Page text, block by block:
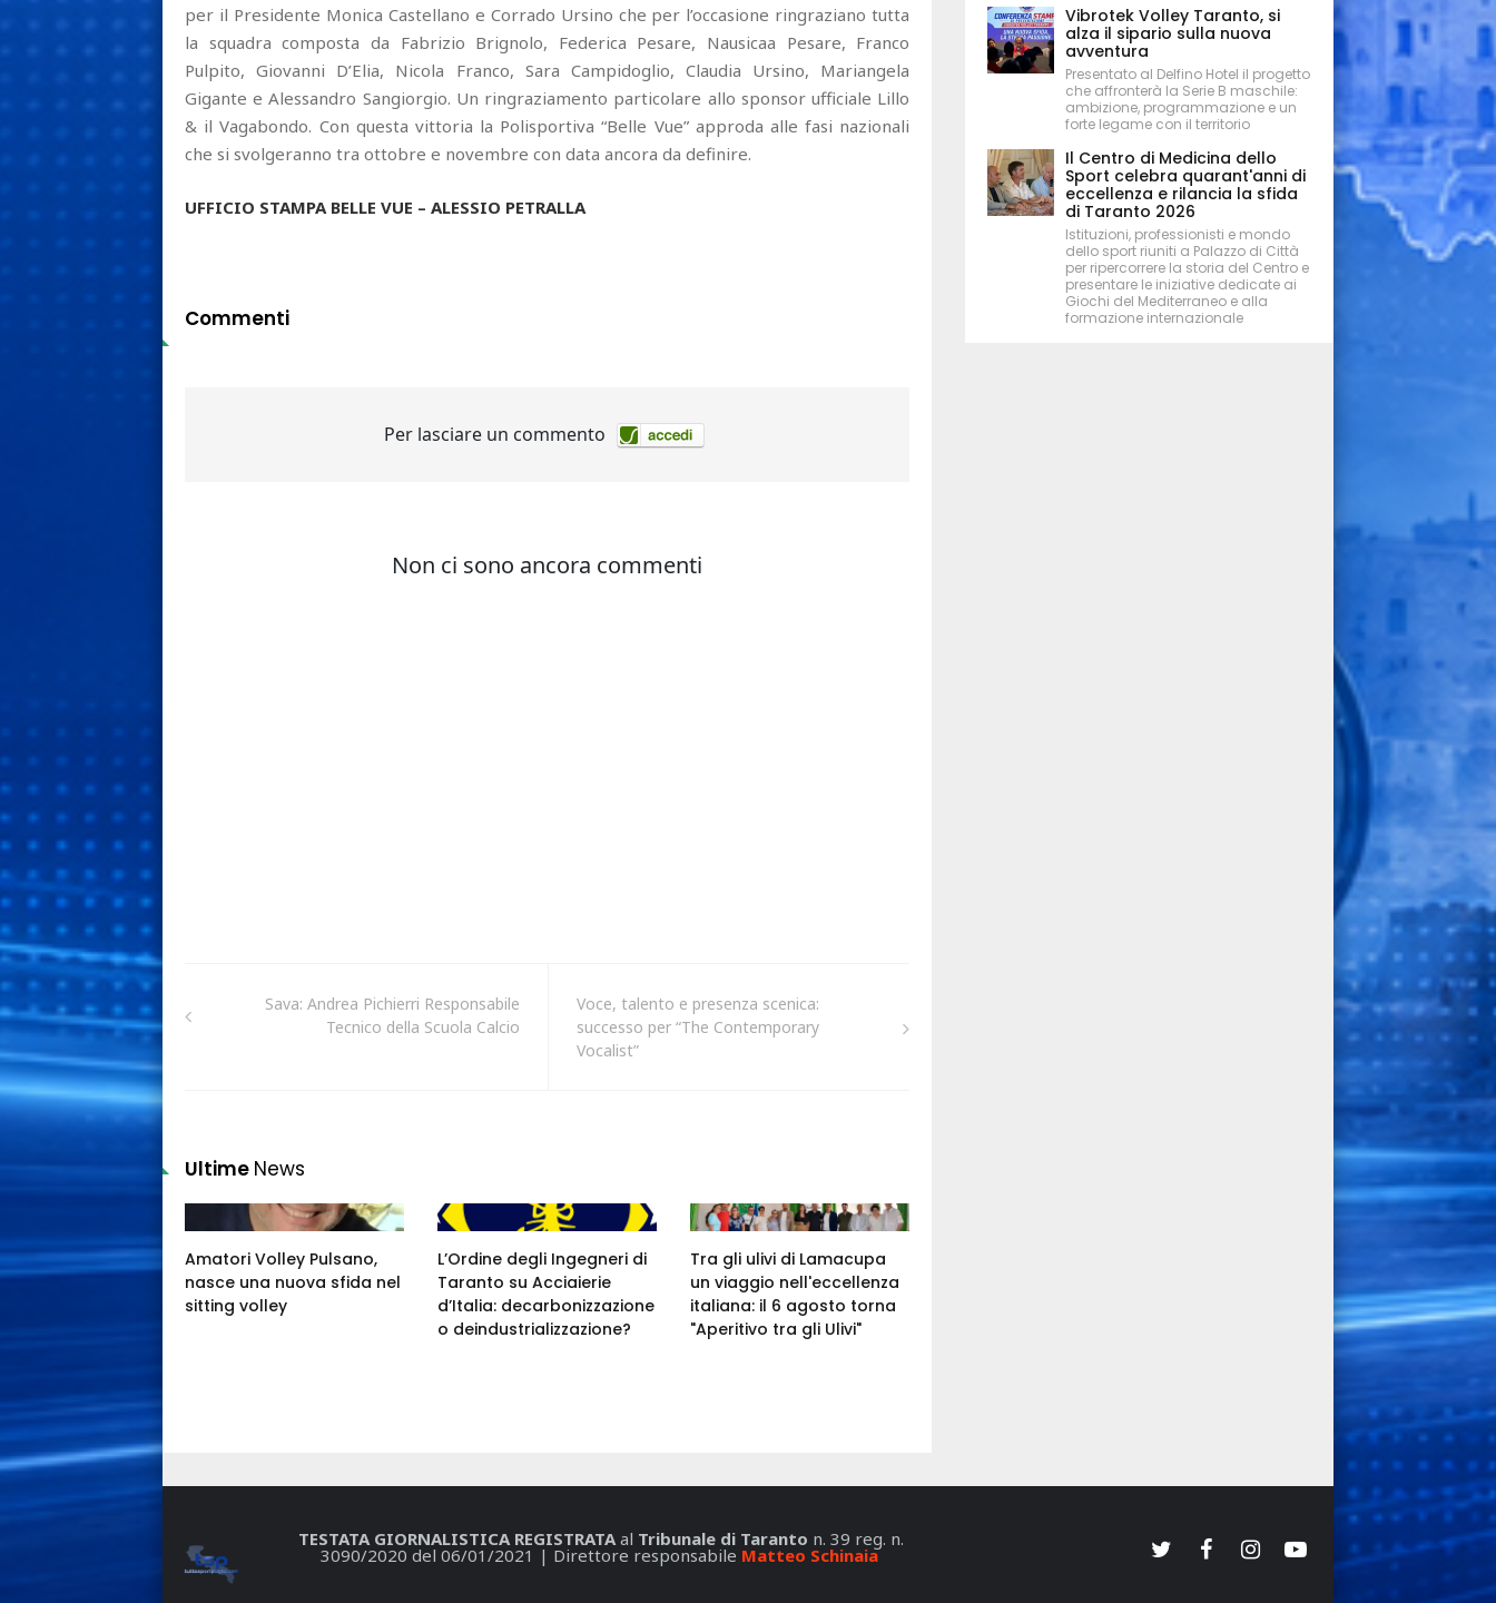
per il Presidente Monica Castellano e Corrado Ursino che per l’occasione ringraziano tutta
la squadra composta da Fabrizio Brignolo, Federica Pesare, Nausicaa Pesare, Franco
Pulpito, Giovanni D’Elia, Nicola Franco, Sara Campidoglio, Claudia Ursino, Mariangela
Gigante e Alessandro Sangiorgio. Un ringraziamento particolare allo sponsor ufficiale Lillo
& il Vagabondo. Con questa vittoria la Polisportiva “Belle Vue” approda alle fasi nazionali
che si svolgeranno tra ottobre e novembre con data ancora da definire.
UFFICIO STAMPA BELLE VUE – ALESSIO PETRALLA
Commenti
Sava: Andrea Pichierri Responsabile
Tecnico della Scuola Calcio
Voce, talento e presenza scenica:
successo per “The Contemporary
Vocalist”
Ultime News
Amatori Volley Pulsano,
nasce una nuova sfida nel
sitting volley
L’Ordine degli Ingegneri di
Taranto su Acciaierie
d’Italia: decarbonizzazione
o deindustrializzazione?
Tra gli ulivi di Lamacupa
un viaggio nell'eccellenza
italiana: il 6 agosto torna
"Aperitivo tra gli Ulivi"
Vibrotek Volley Taranto, si
alza il sipario sulla nuova
avventura
Presentato al Delfino Hotel il progetto
che affronterà la Serie B maschile:
ambizione, programmazione e un
forte legame con il territorio
Il Centro di Medicina dello
Sport celebra quarant'anni di
eccellenza e rilancia la sfida
di Taranto 2026
Istituzioni, professionisti e mondo
dello sport riuniti a Palazzo di Città
per ripercorrere la storia del Centro e
presentare le iniziative dedicate ai
Giochi del Mediterraneo e alla
formazione internazionale
TESTATA GIORNALISTICA REGISTRATAal Tribunale di Taranto n. 39 reg. n.
3090/2020 del 06/01/2021 | Direttore responsabile Matteo Schinaia